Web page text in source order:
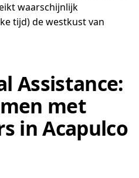
waarschijnlijk
tijd) de westkust van
Assistance:
met
in Acapulco